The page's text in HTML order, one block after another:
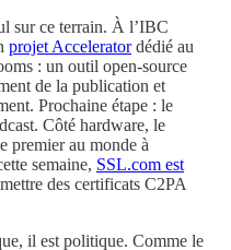
sur ce terrain. À l’IBC
projet Acceleratordédié au
: un outil open-source
de la publication et
Prochaine étape : le
Côté hardware, le
premier au monde à
semaine, SSL.com est
des certificats C2PA
il est politique. Comme le